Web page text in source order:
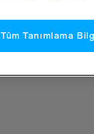
Tüm Tanımlama